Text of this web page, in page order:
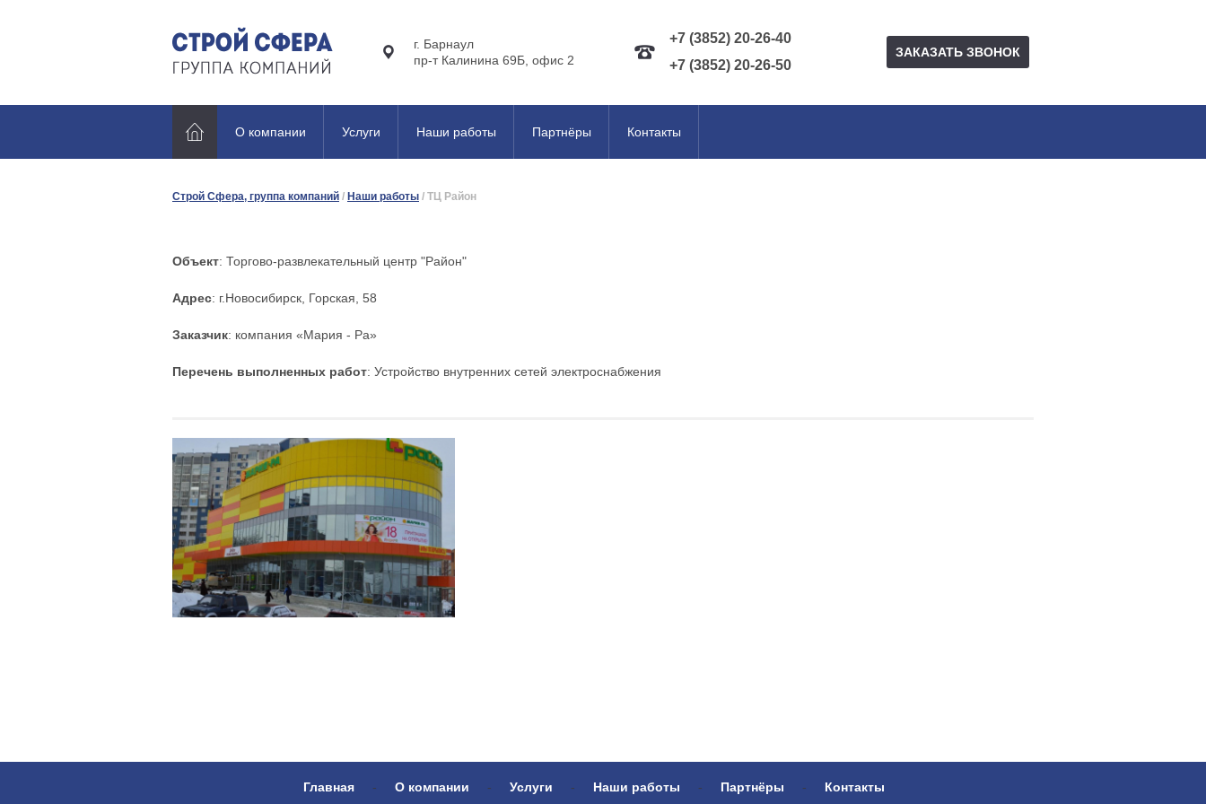
г. Барнаул
пр-т Калинина 69Б, офис 2
+7 (3852) 20-26-40
+7 (3852) 20-26-50
ЗАКАЗАТЬ ЗВОНОК
О компании Услуги Наши работы Партнёры Контакты
Строй Сфера, группа компаний / Наши работы / ТЦ Район
Объект: Торгово-развлекательный центр "Район"
Адрес: г.Новосибирск, Горская, 58
Заказчик: компания «Мария - Ра»
Перечень выполненных работ: Устройство внутренних сетей электроснабжения
Главная - О компании - Услуги - Наши работы - Партнёры - Контакты